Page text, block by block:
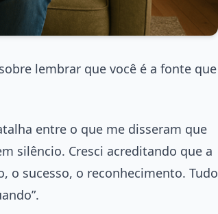
lembrar que você é a fonte que
entre o que me disseram que
silêncio. Cresci acreditando que a
o sucesso, o reconhecimento. Tudo